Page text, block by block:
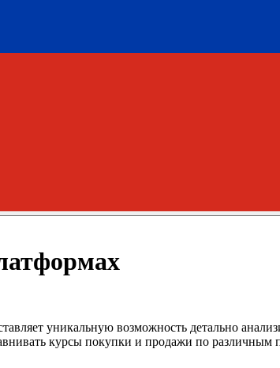
уникальную возможность детально
курсы покупки и продажи по различным